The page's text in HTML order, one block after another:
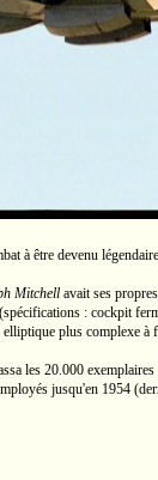
à être devenu
Mitchell avait ses
: cockpit
elliptique plus complexe
les 20.000
jusqu'en 1954